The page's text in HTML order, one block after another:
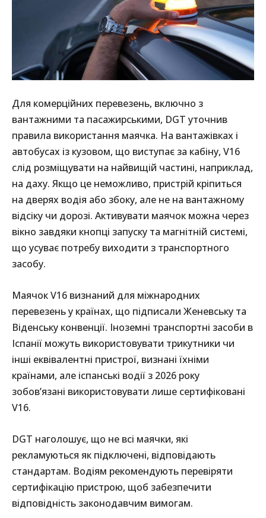
Для комерційних перевезень, включно з
вантажними та пасажирськими, DGT уточнив
правила використання маячка. На вантажівках і
автобусах із кузовом, що виступає за кабіну, V16
слід розміщувати на найвищій частині, наприклад,
на даху. Якщо це неможливо, пристрій кріпиться
на дверях водія або збоку, але не на вантажному
відсіку чи дорозі. Активувати маячок можна через
вікно завдяки кнопці запуску та магнітній системі,
що усуває потребу виходити з транспортного
засобу.
Маячок V16 визнаний для міжнародних
перевезень у країнах, що підписали Женевську та
Віденську конвенції. Іноземні транспортні засоби в
Іспанії можуть використовувати трикутники чи
інші еквівалентні пристрої, визнані їхніми
країнами, але іспанські водії з 2026 року
зобов’язані використовувати лише сертифіковані
V16.
DGT наголошує, що не всі маячки, які
рекламуються як підключені, відповідають
стандартам. Водіям рекомендують перевіряти
сертифікацію пристрою, щоб забезпечити
відповідність законодавчим вимогам.